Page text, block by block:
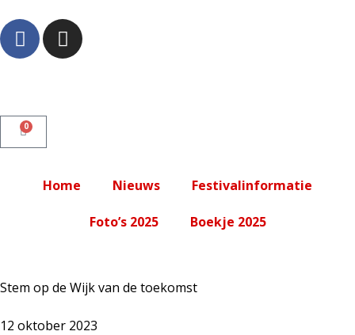
0
Home Nieuws Festivalinformatie
Foto’s 2025 Boekje 2025
Stem op de Wijk van de toekomst
12 oktober 2023